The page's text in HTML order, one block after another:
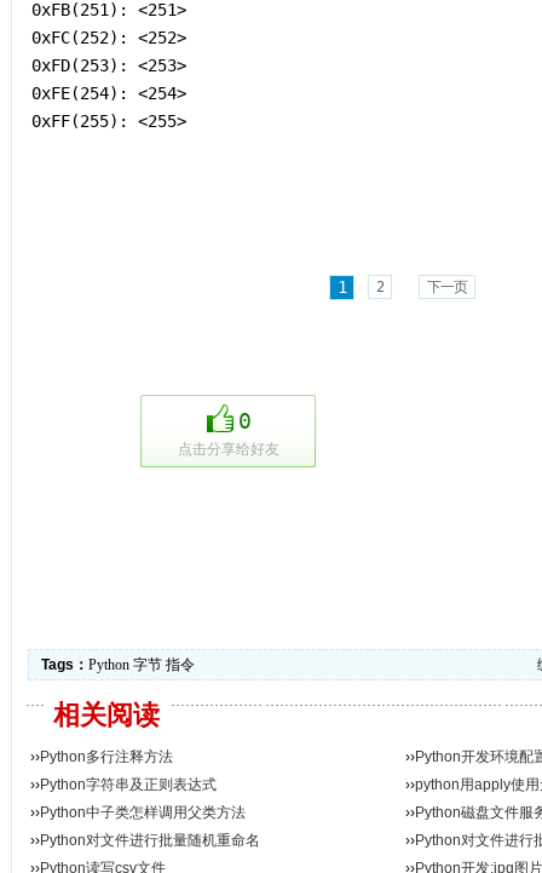
0xFB(251): <251>
0xFC(252): <252>
0xFD(253): <253>
0xFE(254): <254>
0xFF(255): <255>
1 2 下一页
0
点击分享给好友
Tags： Python 字节 指令
相关阅读
››Python多行注释方法 ››Python开发环境配
››Python字符串及正则表达式 ››python用apply使
››Python中子类怎样调用父类方法 ››Python磁盘文件服
››Python对文件进行批量随机重命名 ››Python对文件进行
››Python读写csv文件 ››Python开发:jpg图